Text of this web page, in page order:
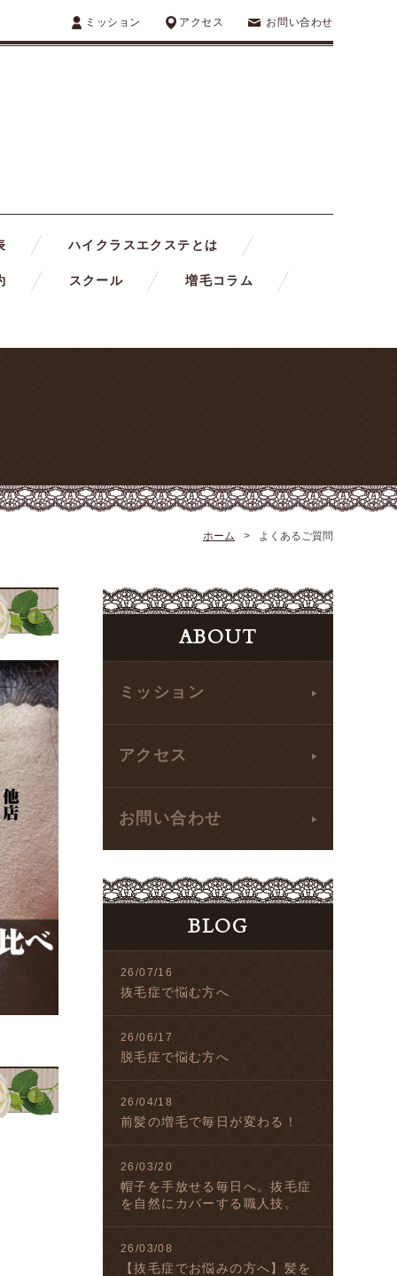
ミッション アクセス お問い合わせ
ハイクラスエクステとは
スクール 増毛コラム
ホーム よくあるご質問
ABOUT
ミッション
アクセス
お問い合わせ
BLOG
26/07/16
抜毛症で悩む方へ
26/06/17
脱毛症で悩む方へ
26/04/18
前髪の増毛で毎日が変わる！
26/03/20
帽子を手放せる毎日へ。抜毛症
を自然にカバーする職人技。
26/03/08
【抜毛症でお悩みの方へ】髪を